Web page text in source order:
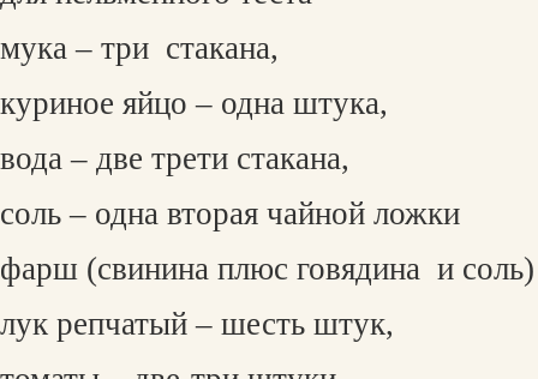
мука – три стакана,
куриное яйцо – одна штука,
вода – две трети стакана,
соль – одна вторая чайной ложки
фарш (свинина плюс говядина и
лук репчатый – шесть штук,